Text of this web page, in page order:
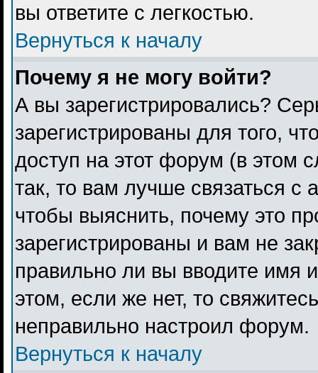
вы ответите с легкостью.
Вернуться к началу
Почему я не могу войти?
А вы зарегистрировались?
зарегистрированы для того,
доступ на этот форум (в этом
так, то вам лучше связаться
чтобы выяснить, почему это
зарегистрированы и вам не
правильно ли вы вводите имя
этом, если же нет, то
неправильно настроил форум.
Вернуться к началу